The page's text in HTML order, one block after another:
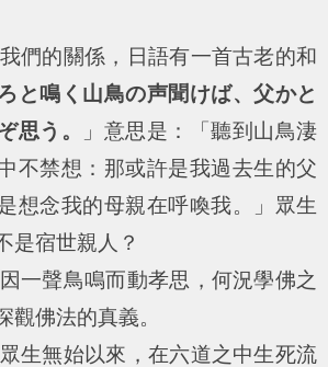
的關係，日語有一首古老的和
と鳴く山鳥の声聞けば、父かと
思う。
」意思是：「聽到山鳥淒
不禁想：那或許是我過去生的父
想念我的母親在呼喚我。」眾生
是宿世親人？
聲鳥鳴而動孝思，何況學佛之
觀佛法的真義。
無始以來，在六道之中生死流